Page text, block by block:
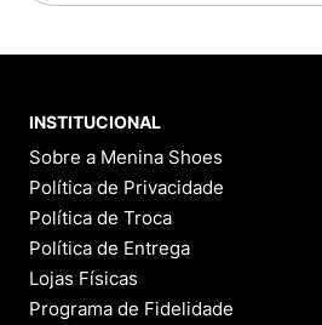
INSTITUCIONAL
Sobre a Menina Shoes
Política de Privacidade
Política de Troca
Política de Entrega
Lojas Físicas
Programa de Fidelidade